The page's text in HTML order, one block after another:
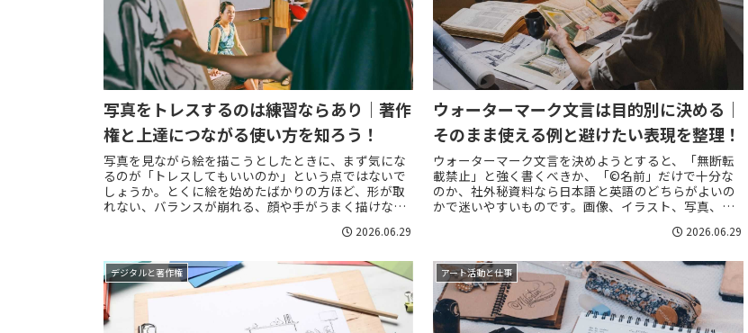
写真をトレスするのは練習ならあり｜著作
権と上達につながる使い方を知ろう！
写真を見ながら絵を描こうとしたときに、まず気にな
るのが「トレスしてもいいのか」という点ではないで
しょうか。とくに絵を始めたばかりの方ほど、形が取
れない、バランスが崩れる、顔や手がうまく描けない
2026.06.29
ウォーターマーク文言は目的別に決める｜
そのまま使える例と避けたい表現を整理！
ウォーターマーク文言を決めようとすると、「無断転
載禁止」と強く書くべきか、「©名前」だけで十分な
のか、社外秘資料なら日本語と英語のどちらがよいの
かで迷いやすいものです。画像、イラスト、写真、動
2026.06.29
デジタルと著作権 アート活動と仕事